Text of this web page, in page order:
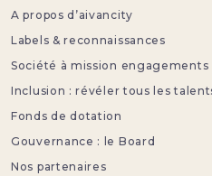
A propos d’aivancity
Labels & reconnaissances
Société à mission engagements
Inclusion : révéler tous les
Fonds de dotation
Gouvernance : le Board
Nos partenaires